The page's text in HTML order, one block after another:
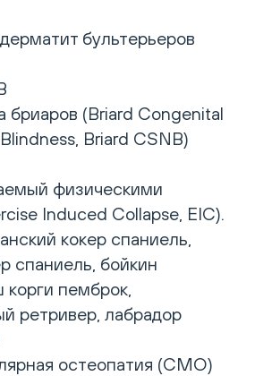
бультерьеров
бриаров (Briard Congenital
Briard CSNB)
физическими
Induced Collapse, EIC).
кокер спаниель,
спаниель, бойкин
пемброк,
ретривер, лабрадор
остеопатия (CMO)